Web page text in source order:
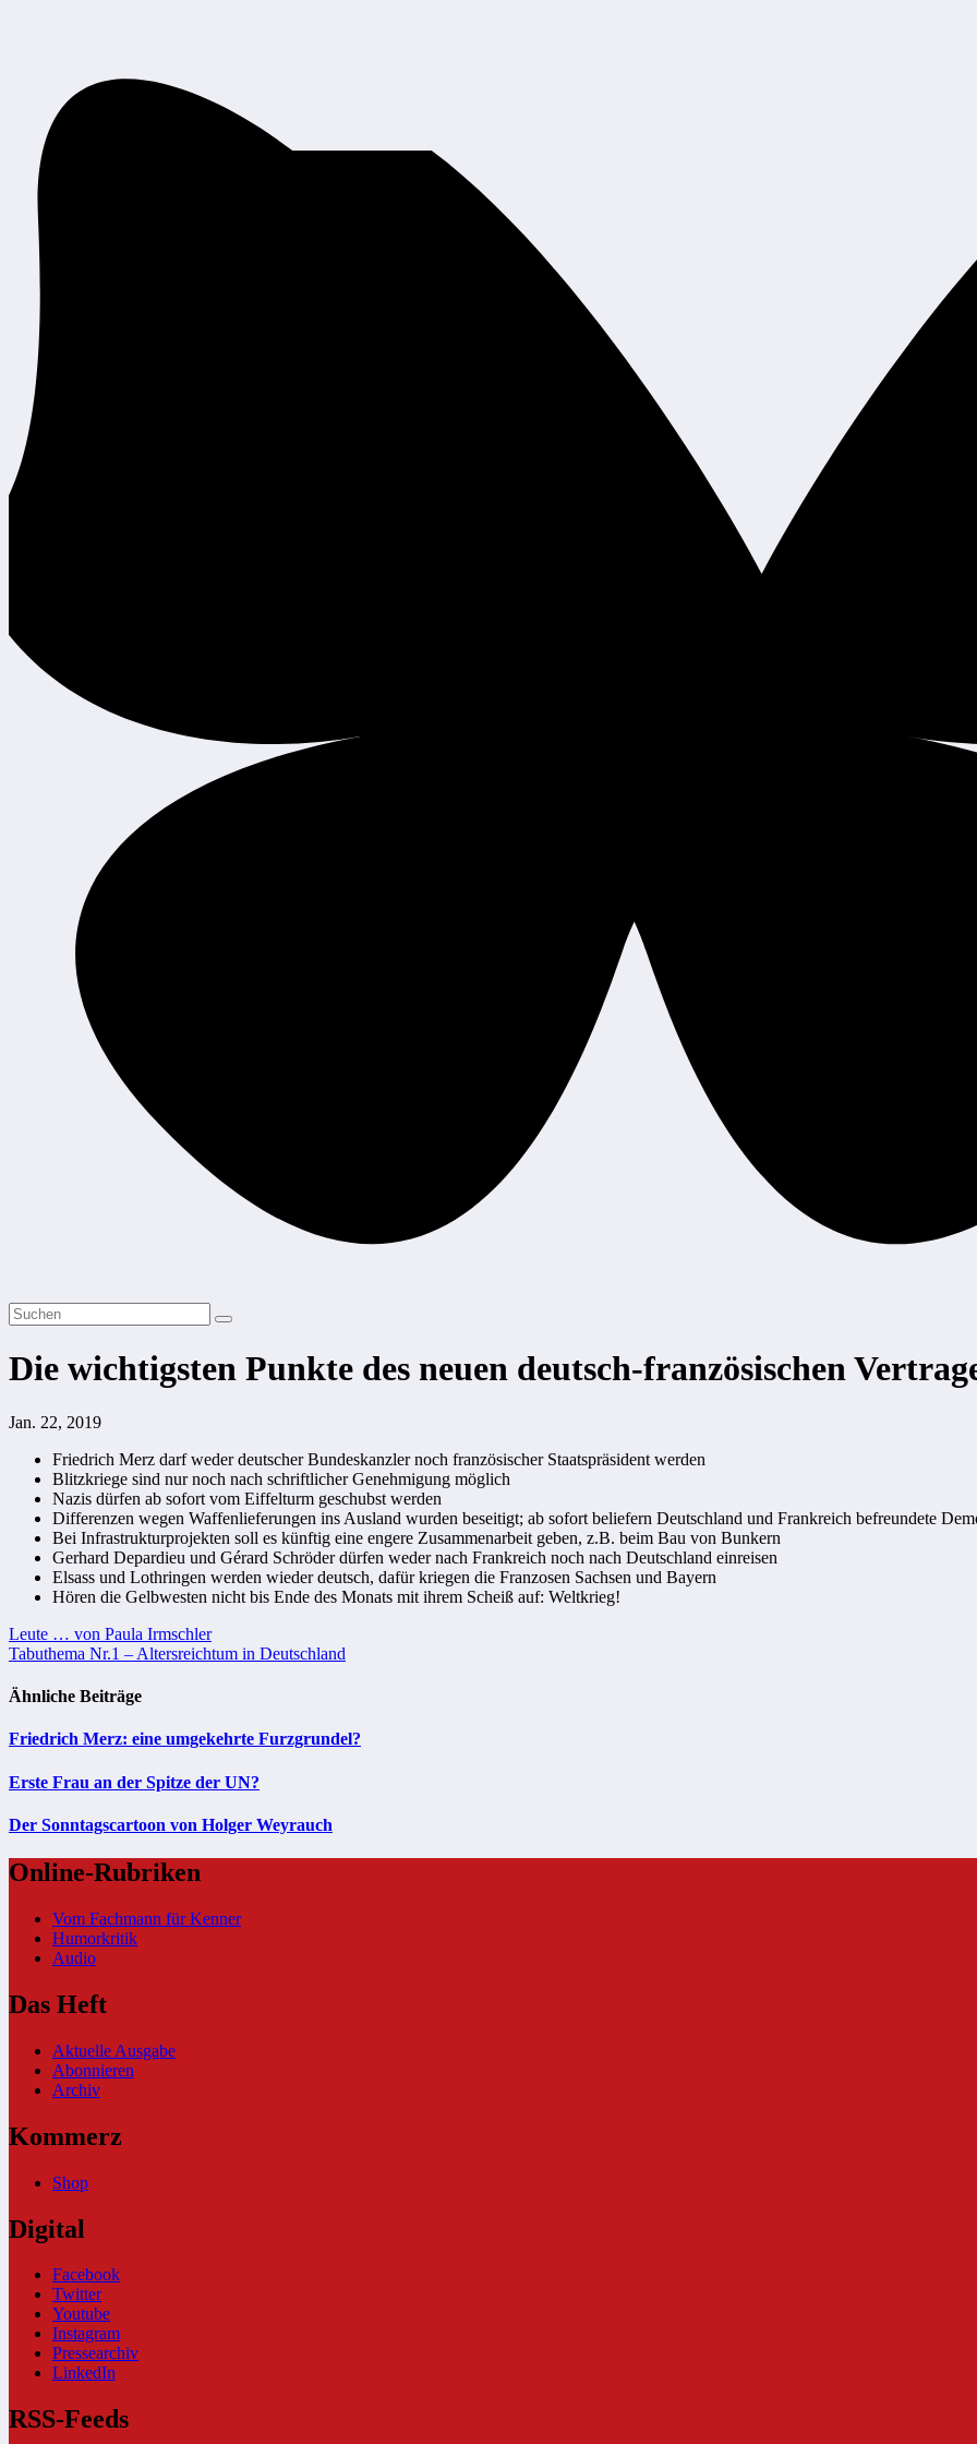
Die wichtigsten Punkte des neuen deutsch-französischen
Jan. 22, 2019
Friedrich Merz darf weder deutscher Bundeskanzler noch französischer Staatspräsident werden
Blitzkriege sind nur noch nach schriftlicher Genehmigung möglich
Nazis dürfen ab sofort vom Eiffelturm geschubst werden
Differenzen wegen Waffenlieferungen ins Ausland wurden beseitigt; ab sofort beliefern Deutschland und Frankreich befreundete
Bei Infrastrukturprojekten soll es künftig eine engere Zusammenarbeit geben, z.B. beim Bau von Bunkern
Gerhard Depardieu und Gérard Schröder dürfen weder nach Frankreich noch nach Deutschland einreisen
Elsass und Lothringen werden wieder deutsch, dafür kriegen die Franzosen Sachsen und Bayern
Hören die Gelbwesten nicht bis Ende des Monats mit ihrem Scheiß auf: Weltkrieg!
Beitragsnavigation
Leute … von Paula Irmschler
Tabuthema Nr.1 – Altersreichtum in Deutschland
Ähnliche Beiträge
Friedrich Merz: eine umgekehrte Furzgrundel?
Erste Frau an der Spitze der UN?
Der Sonntagscartoon von Holger Weyrauch
Online-Rubriken
Vom Fachmann für Kenner
Humorkritik
Audio
Das Heft
Aktuelle Ausgabe
Abonnieren
Archiv
Kommerz
Shop
Digital
Facebook
Twitter
Youtube
Instagram
Pressearchiv
LinkedIn
RSS-Feeds